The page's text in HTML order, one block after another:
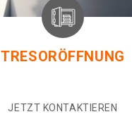
TRESORÖFFNUNG
JETZT KONTAKTIEREN